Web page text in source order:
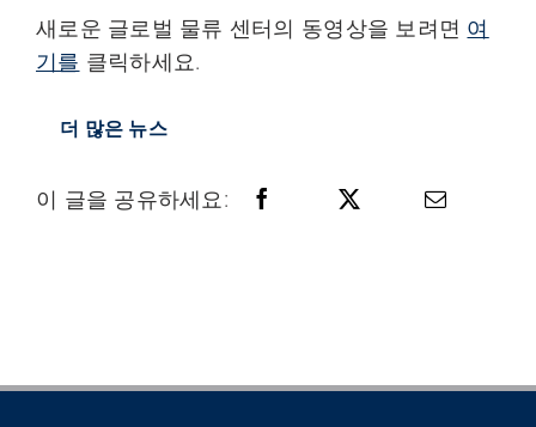
새로운 글로벌 물류 센터의 동영상을 보려면 여
기를 클릭하세요.
더 많은 뉴스
이 글을 공유하세요: